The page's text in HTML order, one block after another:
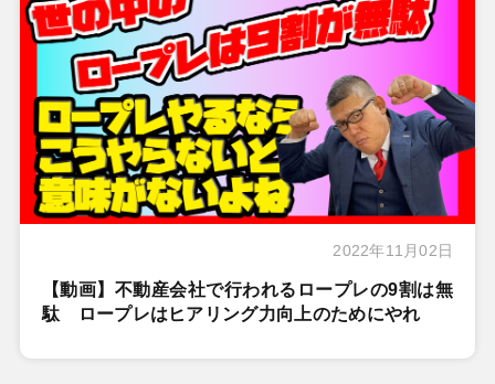
2022年11月02日
【動画】不動産会社で行われるロープレの9割は無
駄 ロープレはヒアリング力向上のためにやれ